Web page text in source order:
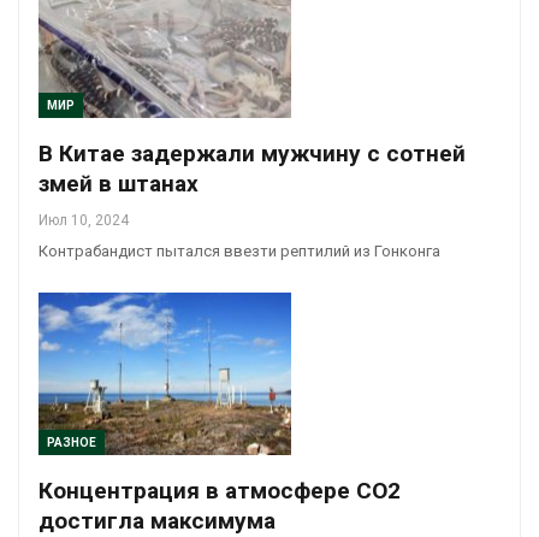
МИР
В Китае задержали мужчину с сотней
змей в штанах
Июл 10, 2024
Контрабандист пытался ввезти рептилий из Гонконга
РАЗНОЕ
Концентрация в атмосфере СО2
достигла максимума